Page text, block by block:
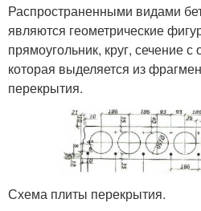
Распространенными видами
являются геометрические
прямоугольник, круг, сечение
которая выделяется из
перекрытия.
Схема плиты перекрытия.